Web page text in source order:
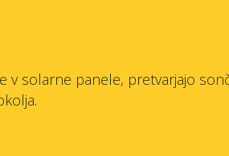
v solarne panele, pretvarjajo